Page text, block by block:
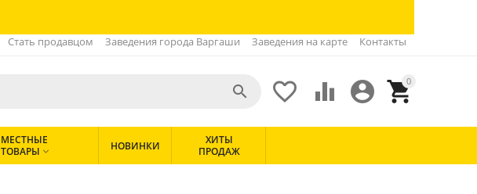
Стать продавцом Заведения города Варгаши Заведения на карте Контакты
0


 

МЕСТНЫЕ
ТОВАРЫ  НОВИНКИ
ХИТЫ
ПРОДАЖ